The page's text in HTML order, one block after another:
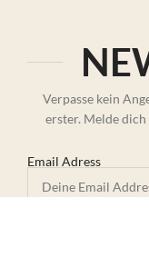
Verpasse kein
erster. Melde
Email Adress